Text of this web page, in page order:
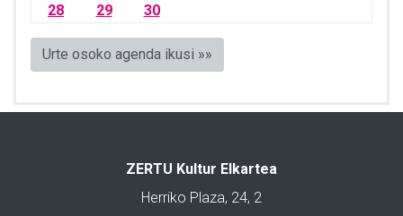
28
29 30
Urte osoko agenda ikusi »»
ZERTU Kultur Elkartea
Herriko Plaza, 24, 2